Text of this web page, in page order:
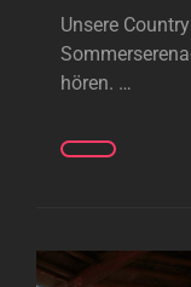
Unsere
hören. …